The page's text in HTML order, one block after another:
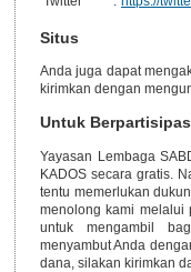
Situs
Anda juga dapat
kirimkan dengan
Untuk
Yayasan Lembaga
KADOS secara gratis.
tentu memerlukan
menolong kami melalui
untuk mengambil
menyambut Anda
dana, silakan kirimkan